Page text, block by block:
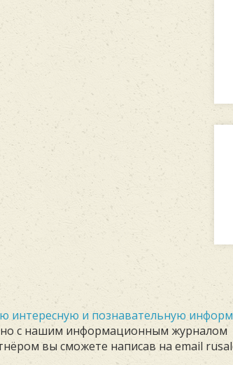
интересную и познавательную
с нашим информационным журналом
вы сможете написав на email